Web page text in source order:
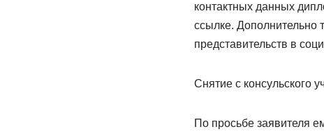
контактных данных
ссылке. Дополнительно
представительств в
Снятие с консульского
По просьбе заявителя